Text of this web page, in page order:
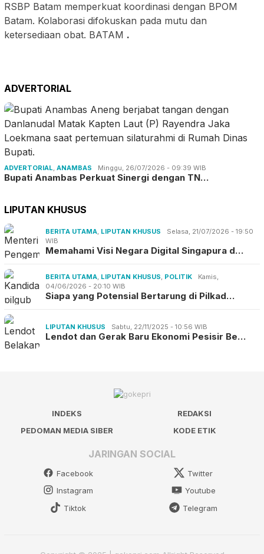
RSBP Batam memperkuat koordinasi dengan BPOM
Batam. Kolaborasi difokuskan pada mutu dan
ketersediaan obat. BATAM .
ADVERTORIAL
ADVERTORIAL, ANAMBAS Minggu, 26/07/2026 - 09:39 WIB
Bupati Anambas Perkuat Sinergi dengan TN…
LIPUTAN KHUSUS
BERITA UTAMA, LIPUTAN KHUSUS
Selasa, 21/07/2026 - 19:50
WIB
Memahami Visi Negara Digital Singapura d…
BERITA UTAMA, LIPUTAN KHUSUS, POLITIK
Kamis,
04/06/2026 - 20:10 WIB
Siapa yang Potensial Bertarung di Pilkad…
LIPUTAN KHUSUS Sabtu, 22/11/2025 - 10:56 WIB
Lendot dan Gerak Baru Ekonomi Pesisir Be…
INDEKS
REDAKSI
PEDOMAN MEDIA SIBER
KODE ETIK
JARINGAN SOCIAL
Facebook
Twitter
Instagram
Youtube
Tiktok
Telegram